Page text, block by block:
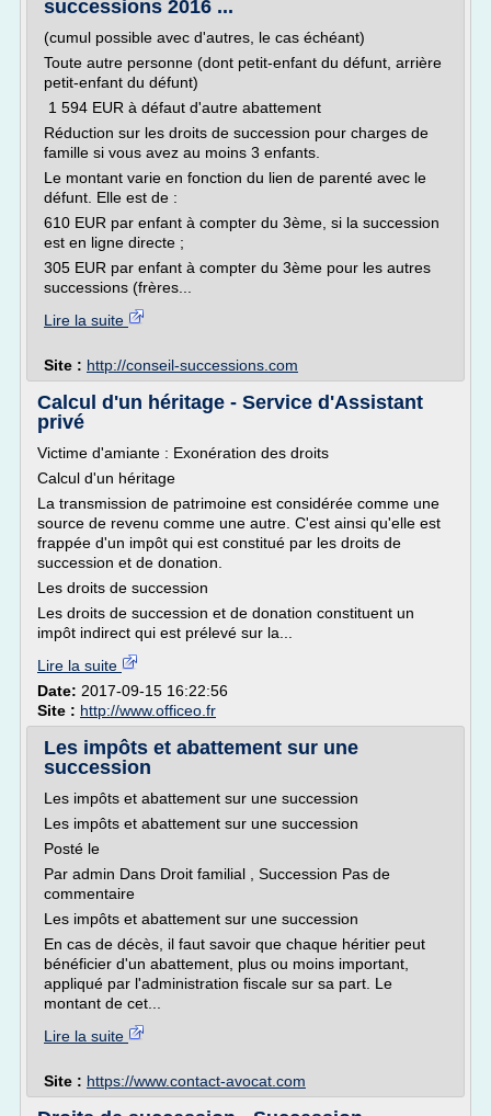
successions 2016 ...
(cumul possible avec d'autres, le cas échéant)
Toute autre personne (dont petit-enfant du défunt, arrière
petit-enfant du défunt)
1 594 EUR à défaut d'autre abattement
Réduction sur les droits de succession pour charges de
famille si vous avez au moins 3 enfants.
Le montant varie en fonction du lien de parenté avec le
défunt. Elle est de :
610 EUR par enfant à compter du 3ème, si la succession
est en ligne directe ;
305 EUR par enfant à compter du 3ème pour les autres
successions (frères...
Lire la suite
Site : http://conseil-successions.com
Calcul d'un héritage - Service d'Assistant
privé
Victime d'amiante : Exonération des droits
Calcul d'un héritage
La transmission de patrimoine est considérée comme une
source de revenu comme une autre. C'est ainsi qu'elle est
frappée d'un impôt qui est constitué par les droits de
succession et de donation.
Les droits de succession
Les droits de succession et de donation constituent un
impôt indirect qui est prélevé sur la...
Lire la suite
Date: 2017-09-15 16:22:56
Site : http://www.officeo.fr
Les impôts et abattement sur une
succession
Les impôts et abattement sur une succession
Les impôts et abattement sur une succession
Posté le
Par admin Dans Droit familial , Succession Pas de
commentaire
Les impôts et abattement sur une succession
En cas de décès, il faut savoir que chaque héritier peut
bénéficier d'un abattement, plus ou moins important,
appliqué par l'administration fiscale sur sa part. Le
montant de cet...
Lire la suite
Site : https://www.contact-avocat.com